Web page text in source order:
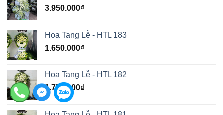
3.950.000₫
Hoa Tang Lễ - HTL 183
1.650.000₫
Hoa Tang Lễ - HTL 182
1.750.000₫